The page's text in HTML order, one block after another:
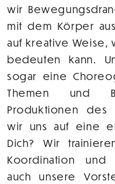
wir
mit dem Körper
auf kreative Weise,
bedeuten kann.
sogar eine
Themen und
Produktionen des
wir uns auf eine
Dich? Wir
Koordination und
auch unsere